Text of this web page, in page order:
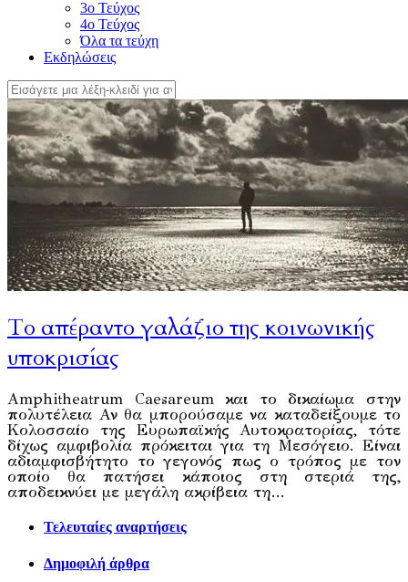
3ο Τεύχος
4o Τεύχος
Όλα τα τεύχη
Εκδηλώσεις
Το απέραντο γαλάζιο της κοινωνικής
υποκρισίας
Amphitheatrum Caesareum και το δικαίωμα στην
πολυτέλεια Αν θα μπορούσαμε να καταδείξουμε το
Κολοσσαίο της Ευρωπαϊκής Αυτοκρατορίας, τότε
δίχως αμφιβολία πρόκειται για τη Μεσόγειο. Είναι
αδιαμφισβήτητο το γεγονός πως ο τρόπος με τον
οποίο θα πατήσει κάποιος στη στεριά της,
αποδεικνύει με μεγάλη ακρίβεια τη…
Τελευταίες αναρτήσεις
Δημοφιλή άρθρα